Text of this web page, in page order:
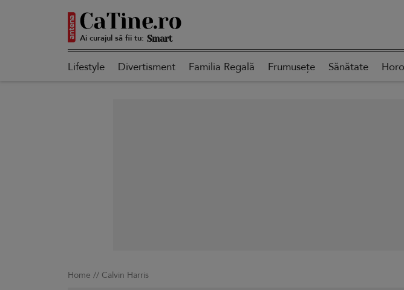
Ai curajul să fii tu: Smart
Lifestyle Divertisment Familia Regală Frumusețe Sănătate
Home // Calvin Harris